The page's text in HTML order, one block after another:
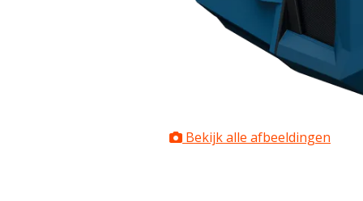
Bekijk alle afbeeldingen